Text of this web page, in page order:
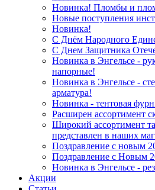
Новинка! Пломбы и
Новые поступления
Новинка!
С Днём Народного
С Днем Защитника
Новинка в Энгельсе -
напорные!
Новинка в Энгельсе -
арматура!
Новинка - тентовая
Расширен ассортимент
Широкий ассортимент
представлен в наших
Поздравление с новым
Поздравление с Новым
Новинка в Энгельсе -
Акции